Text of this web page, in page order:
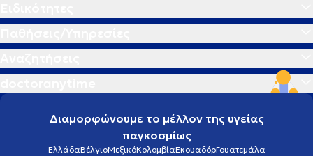
Διαμορφώνουμε το μέλλον της υγείας
παγκοσμίως
ΕλλάδαΒέλγιοΜεξικόΚολομβίαΕκουαδόρΓουατεμάλα